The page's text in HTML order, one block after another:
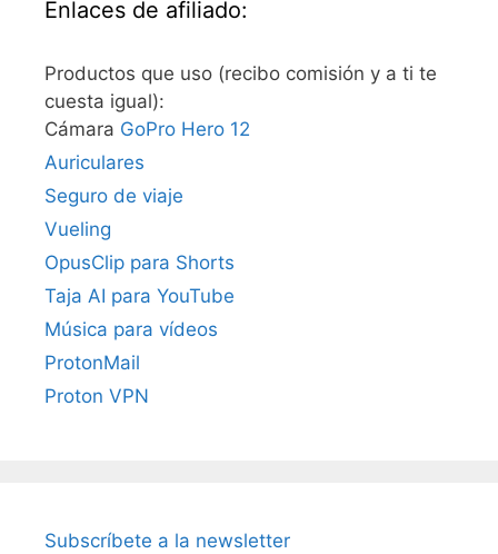
Enlaces de afiliado:
Productos que uso (recibo comisión y a ti te
cuesta igual):
Cámara GoPro Hero 12
Auriculares
Seguro de viaje
Vueling
OpusClip para Shorts
Taja AI para YouTube
Música para vídeos
ProtonMail
Proton VPN
Subscríbete a la newsletter